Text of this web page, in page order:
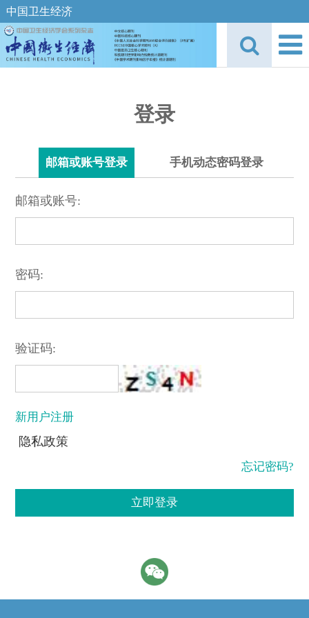
中国卫生经济
登录
邮箱或账号登录 手机动态密码登录
邮箱或账号:
密码:
验证码:
新用户注册
隐私政策
忘记密码?
立即登录